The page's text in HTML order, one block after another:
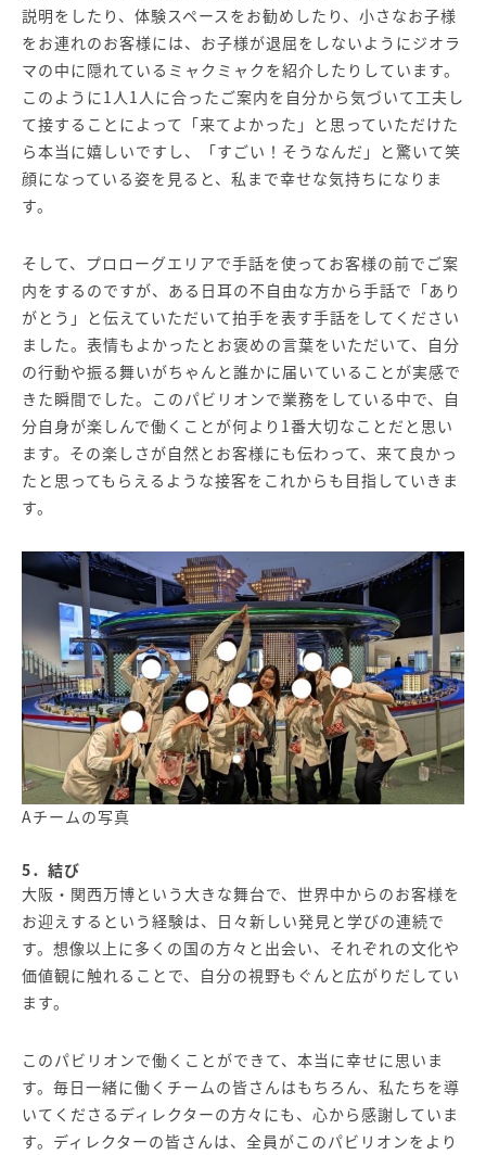
説明をしたり、体験スペースをお勧めしたり、小さなお子様
をお連れのお客様には、お子様が退屈をしないようにジオラ
マの中に隠れているミャクミャクを紹介したりしています。
このように1人1人に合ったご案内を自分から気づいて工夫し
て接することによって「来てよかった」と思っていただけた
ら本当に嬉しいですし、「すごい！そうなんだ」と驚いて笑
顔になっている姿を見ると、私まで幸せな気持ちになりま
す。
そして、プロローグエリアで手話を使ってお客様の前でご案
内をするのですが、ある日耳の不自由な方から手話で「あり
がとう」と伝えていただいて拍手を表す手話をしてください
ました。表情もよかったとお褒めの言葉をいただいて、自分
の行動や振る舞いがちゃんと誰かに届いていることが実感で
きた瞬間でした。このパビリオンで業務をしている中で、自
分自身が楽しんで働くことが何より1番大切なことだと思い
ます。その楽しさが自然とお客様にも伝わって、来て良かっ
たと思ってもらえるような接客をこれからも目指していきま
す。
Aチームの写真
5．結び
大阪・関西万博という大きな舞台で、世界中からのお客様を
お迎えするという経験は、日々新しい発見と学びの連続で
す。想像以上に多くの国の方々と出会い、それぞれの文化や
価値観に触れることで、自分の視野もぐんと広がりだしてい
ます。
このパビリオンで働くことができて、本当に幸せに思いま
す。毎日一緒に働くチームの皆さんはもちろん、私たちを導
いてくださるディレクターの方々にも、心から感謝していま
す。ディレクターの皆さんは、全員がこのパビリオンをより